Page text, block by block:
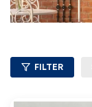
FILTER